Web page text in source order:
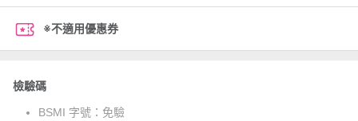
※不適用優惠券
檢驗碼
BSMI 字號： 免驗